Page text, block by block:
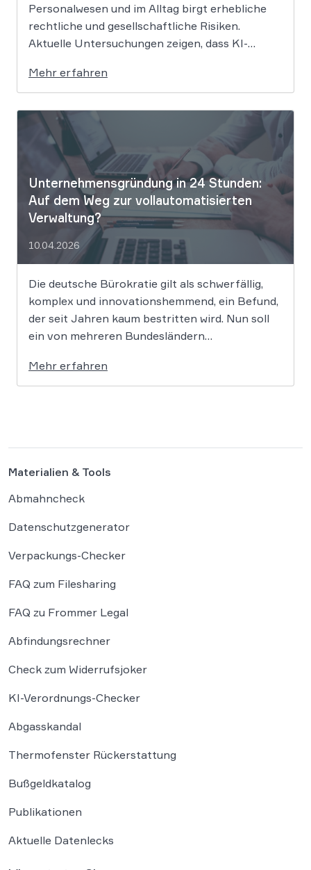
Personalwesen und im Alltag birgt erhebliche
rechtliche und gesellschaftliche Risiken.
Aktuelle Untersuchungen zeigen, dass KI-
Bewerbungsprozessen systematisch rassistisch
aussortieren und Frauen zu geringeren
Gehaltsforderungen raten. Diese digitalen
Vorurteile stellen Unternehmen vor massive
Haftungsrisiken nach dem Allgemeinen
Gleichbehandlungsgesetz. Die fortschreitende
Digitalisierung […]
Mehr erfahren
Unternehmensgründung in 24 Stunden:
Auf dem Weg zur vollautomatisierten
Verwaltung?
10.04.2026
Die deutsche Bürokratie gilt als schwerfällig,
komplex und innovationshemmend, ein Befund,
der seit Jahren kaum bestritten wird. Nun soll
ein von mehreren Bundesländern
schaffen. Der Ansatz ist ambitioniert:
Unternehmensgründungen sollen künftig
Mehr erfahren
Materialien & Tools
Abmahncheck
Datenschutzgenerator
Verpackungs-Checker
FAQ zum Filesharing
FAQ zu Frommer Legal
Abfindungsrechner
Check zum Widerrufsjoker
KI-Verordnungs-Checker
Abgasskandal
Thermofenster Rückerstattung
Bußgeldkatalog
Publikationen
Aktuelle Datenlecks